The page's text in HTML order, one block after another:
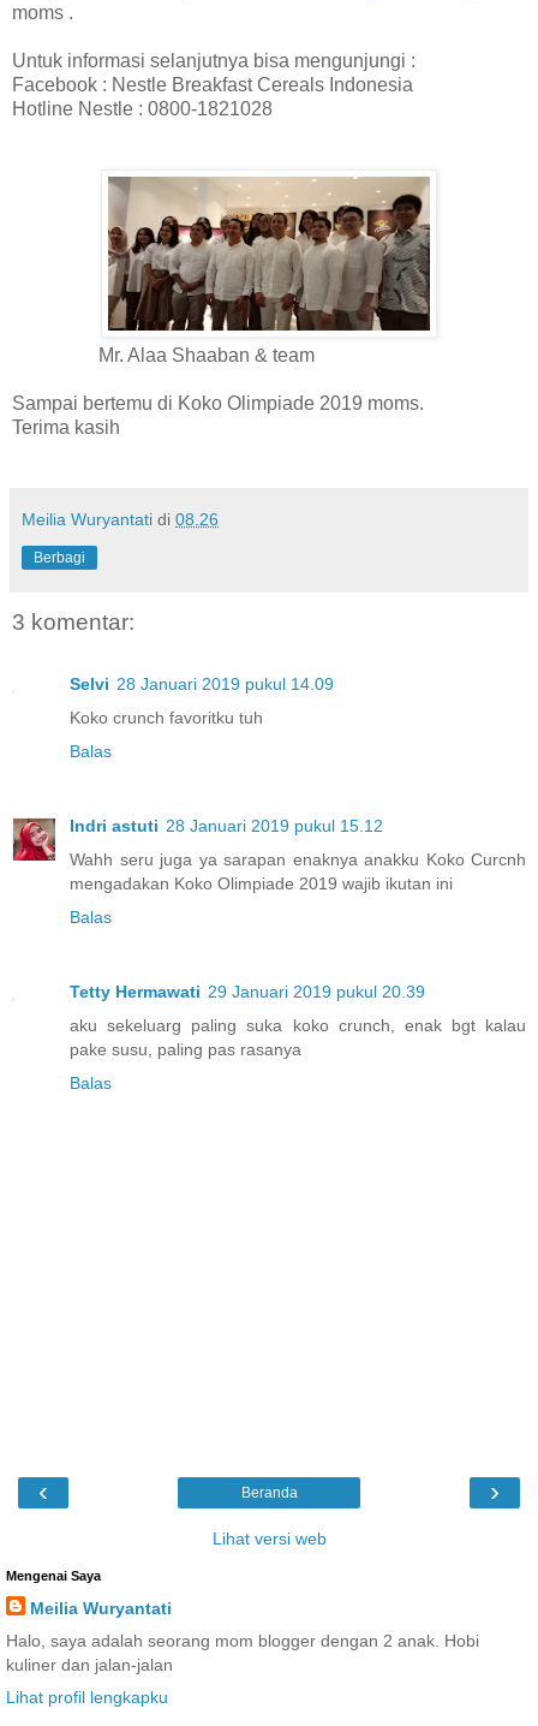
moms .
Untuk informasi selanjutnya bisa mengunjungi :
Facebook : Nestle Breakfast Cereals Indonesia
Hotline Nestle : 0800-1821028
Mr. Alaa Shaaban & team
Sampai bertemu di Koko Olimpiade 2019 moms.
Terima kasih
Meilia Wuryantati di 08.26
Berbagi
3 komentar:
Selvi 28 Januari 2019 pukul 14.09
Koko crunch favoritku tuh
Balas
Indri astuti 28 Januari 2019 pukul 15.12
Wahh seru juga ya sarapan enaknya anakku Koko Curcnh
mengadakan Koko Olimpiade 2019 wajib ikutan ini
Balas
Tetty Hermawati 29 Januari 2019 pukul 20.39
aku sekeluarg paling suka koko crunch, enak bgt kalau
pake susu, paling pas rasanya
Balas
‹ ›
Beranda
Lihat versi web
Mengenai Saya
Meilia Wuryantati
Halo, saya adalah seorang mom blogger dengan 2 anak. Hobi
kuliner dan jalan-jalan
Lihat profil lengkapku